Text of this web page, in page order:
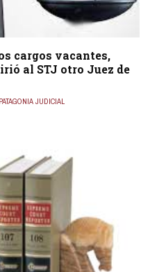
cargos vacantes,
al STJ otro Juez de
PATAGONIA JUDICIAL